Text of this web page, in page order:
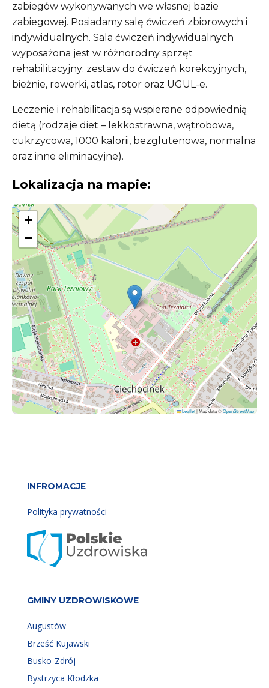
zabiegów wykonywanych we własnej bazie
zabiegowej. Posiadamy salę ćwiczeń zbiorowych i
indywidualnych. Sala ćwiczeń indywidualnych
wyposażona jest w różnorodny sprzęt
rehabilitacyjny: zestaw do ćwiczeń korekcyjnych,
bieżnie, rowerki, atlas, rotor oraz UGUL-e.
Leczenie i rehabilitacja są wspierane odpowiednią
dietą (rodzaje diet – lekkostrawna, wątrobowa,
cukrzycowa, 1000 kalorii, bezglutenowa, normalna
oraz inne eliminacyjne).
Lokalizacja na mapie:
+
−
Leaflet|Map data ©OpenStreetMap
INFROMACJE
Polityka prywatności
GMINY UZDROWISKOWE
Augustów
Brześć Kujawski
Busko-Zdrój
Bystrzyca Kłodzka